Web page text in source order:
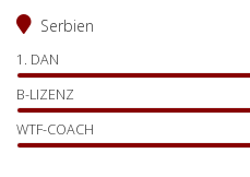
Serbien
1. DAN
B-LIZENZ
WTF-COACH